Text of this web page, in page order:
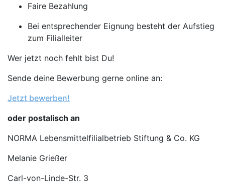
Faire Bezahlung
Bei entsprechender Eignung besteht der Aufstieg
zum Filialleiter
Wer jetzt noch fehlt bist Du!
Sende deine Bewerbung gerne online an:
Jetzt bewerben!
oder postalisch an
NORMA Lebensmittelfilialbetrieb Stiftung & Co. KG
Melanie Grießer
Carl-von-Linde-Str. 3